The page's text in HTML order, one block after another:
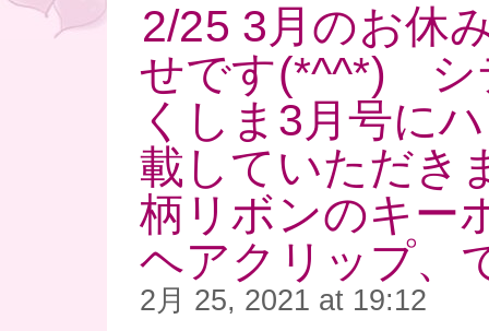
2/25 3月のお休
せです(*^^*) シ
くしま3月号に
載していただ
柄リボンのキー
ヘアクリップ、
2月 25, 2021 at 19:12